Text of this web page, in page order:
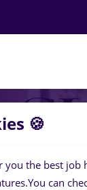
🍪
you the best job
You can